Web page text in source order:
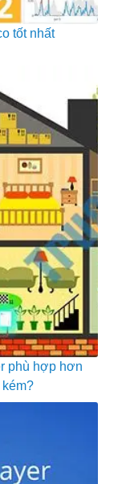
tốt nhất
phù hợp hơn